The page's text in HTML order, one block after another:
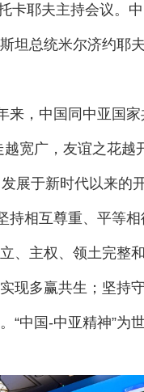
卡耶夫主持会议。
总统米尔济约耶
，中国同中亚国家
宽广，友谊之花越
于新时代以来的
相互尊重、平等
、主权、领土完整
现多赢共生；坚持
中国-中亚精神”为